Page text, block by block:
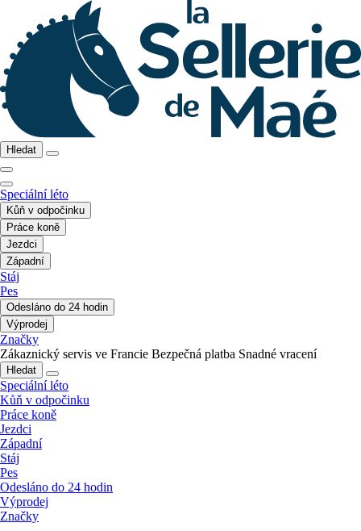
Hledat
Speciální léto
Kůň v odpočinku
Práce koně
Jezdci
Západní
Stáj
Pes
Odesláno do 24 hodin
Výprodej
Značky
Zákaznický servis ve Francie Bezpečná platba Snadné vracení
Hledat
Speciální léto
Kůň v odpočinku
Práce koně
Jezdci
Západní
Stáj
Pes
Odesláno do 24 hodin
Výprodej
Značky